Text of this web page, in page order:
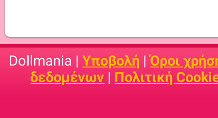
Dollmania |Υποβολή |Όροι
δεδομένων | Πολιτική